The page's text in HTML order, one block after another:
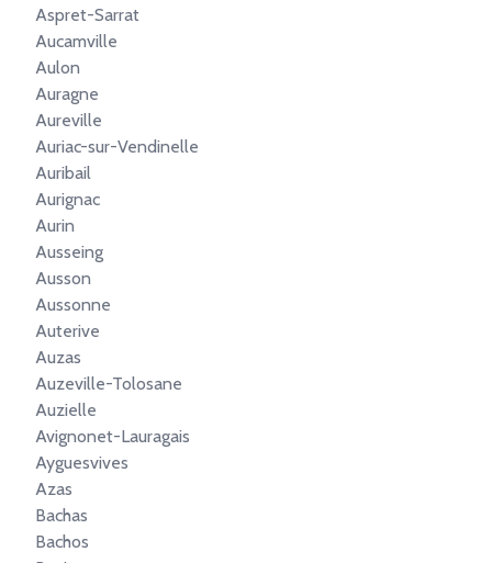
Aspret-Sarrat
Aucamville
Aulon
Auragne
Aureville
Auriac-sur-Vendinelle
Auribail
Aurignac
Aurin
Ausseing
Ausson
Aussonne
Auterive
Auzas
Auzeville-Tolosane
Auzielle
Avignonet-Lauragais
Ayguesvives
Azas
Bachas
Bachos